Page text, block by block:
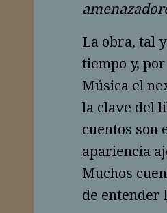
La obra, tal
tiempo y,
Música el
la clave del
cuentos son
apariencia
Muchos
de entender